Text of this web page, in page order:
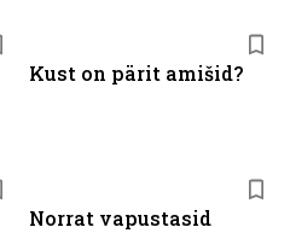
Kust on pärit amišid?
Norrat vapustasid